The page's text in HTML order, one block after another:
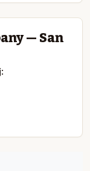
— San